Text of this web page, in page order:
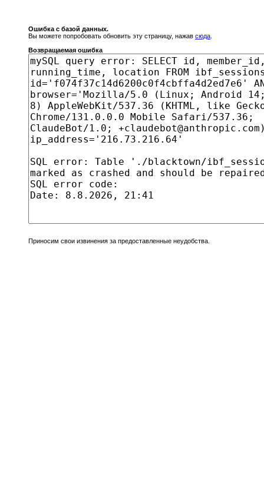
Ошибка с базой данных.
Вы можете попробовать обновить эту страницу, нажав сюда
Возвращаемая ошибка
Приносим свои извинения за предоставленные неудобства.